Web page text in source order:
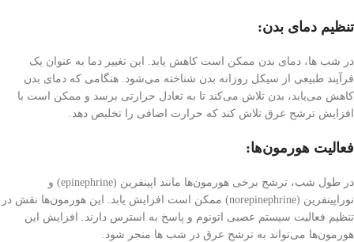
تنظیم دمای بدن:
در شب ها، دمای بدن ممکن است کاهش یابد. این تغییر دما به عنوان یک
فرآیند طبیعی از سیکل روزانه بدن شناخته می‌شود. هنگامی که دمای بدن
کاهش می‌یابد، بدن تلاش می‌کند تا به تعادل حرارتی برسد و ممکن است با
افزایش ترشح عرق تلاش کند که حرارت اضافی را تخلیص دهد.
فعالیت هورمون‌ها:
در طول شب، ترشح برخی هورمون‌ها مانند اپینفرین (epinephrine) و
نوراپینفرین (norepinephrine) ممکن است افزایش یابد. این هورمون‌ها نقش در
تنظیم فعالیت سیستم عصبی اتونوم و پاسخ به استرس دارند. افزایش این
هورمون‌ها می‌تواند به ترشح عرق در شب ها منجر شود.